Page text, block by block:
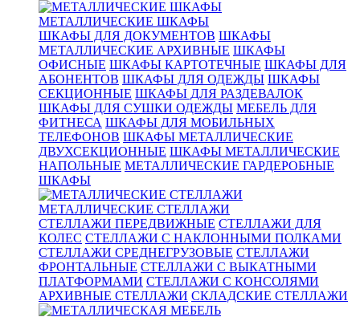
МЕТАЛЛИЧЕСКИЕ ШКАФЫ
ШКАФЫ ДЛЯ ДОКУМЕНТОВ ШКАФЫ
МЕТАЛЛИЧЕСКИЕ АРХИВНЫЕ ШКАФЫ
ОФИСНЫЕ ШКАФЫ КАРТОТЕЧНЫЕ ШКАФЫ ДЛЯ
АБОНЕНТОВ ШКАФЫ ДЛЯ ОДЕЖДЫ ШКАФЫ
СЕКЦИОННЫЕ ШКАФЫ ДЛЯ РАЗДЕВАЛОК
ШКАФЫ ДЛЯ СУШКИ ОДЕЖДЫ МЕБЕЛЬ ДЛЯ
ФИТНЕСА ШКАФЫ ДЛЯ МОБИЛЬНЫХ
ТЕЛЕФОНОВ ШКАФЫ МЕТАЛЛИЧЕСКИЕ
ДВУХСЕКЦИОННЫЕ ШКАФЫ МЕТАЛЛИЧЕСКИЕ
НАПОЛЬНЫЕ МЕТАЛЛИЧЕСКИЕ ГАРДЕРОБНЫЕ
ШКАФЫ
МЕТАЛЛИЧЕСКИЕ СТЕЛЛАЖИ
СТЕЛЛАЖИ ПЕРЕДВИЖНЫЕ СТЕЛЛАЖИ ДЛЯ
КОЛЕС СТЕЛЛАЖИ С НАКЛОННЫМИ ПОЛКАМИ
СТЕЛЛАЖИ СРЕДНЕГРУЗОВЫЕ СТЕЛЛАЖИ
ФРОНТАЛЬНЫЕ СТЕЛЛАЖИ С ВЫКАТНЫМИ
ПЛАТФОРМАМИ СТЕЛЛАЖИ С КОНСОЛЯМИ
АРХИВНЫЕ СТЕЛЛАЖИ СКЛАДСКИЕ СТЕЛЛАЖИ